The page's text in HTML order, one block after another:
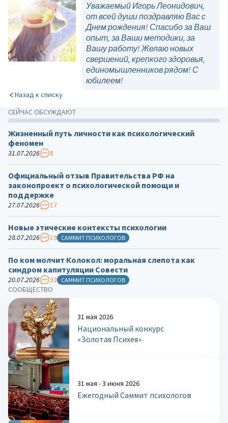
Уважаемый Игорь Леонидович,
от всей души поздравляю Вас с
Днем рождения! Спасибо за Ваш
опыт, за Ваши методики, за
Вашу работу! Желаю новых
свершений, крепкого здоровья,
единомышленников рядом! С
юбилеем!
Назад к списку
СООБЩЕСТВО
31 мая 2026
Национальный конкурс
«Золотая Психея»
31 мая - 3 июня 2026
Ежегодный Саммит психологов
СЕЙЧАС ОБСУЖДАЮТ
Жизненный путь личности как психологический
феномен
31.07.2026 8
Официальный отзыв Правительства РФ на
законопроект о психологической помощи и
поддержке
27.07.2026 17
Новые этические контексты психологии
28.07.2026 19 САММИТ ПСИХОЛОГОВ
По ком молчит Колокол: моральная слепота как
синдром капитуляции Совести
20.07.2026 33 САММИТ ПСИХОЛОГОВ